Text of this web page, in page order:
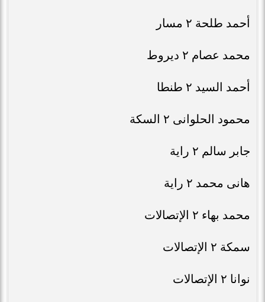
أحمد طلحة ٢ مسار
محمد عصام ٢ ديروط
أحمد السيد ٢ طنطا
محمود الحلوانى ٢ السكة
جابر سالم ٢ راية
هانى محمد ٢ راية
محمد بهاء ٢ الإتصالات
سمكة ٢ الإتصالات
نوانا ٢ الإتصالات